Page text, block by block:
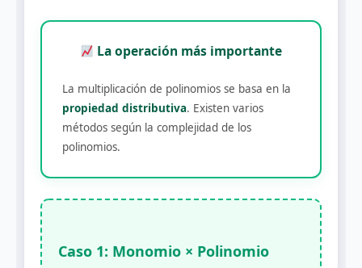
La operación más importante
La multiplicación de polinomios se basa en la
propiedad distributiva. Existen varios
métodos según la complejidad de los
polinomios.
Caso 1: Monomio × Polinomio